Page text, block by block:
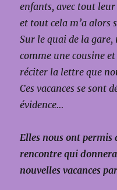
enfants, avec tout
et tout cela m’a alors
Sur le quai de la
comme une cousine
réciter la lettre que
Ces vacances se sont
évidence…
Elles nous ont permis
rencontre qui
nouvelles vacances